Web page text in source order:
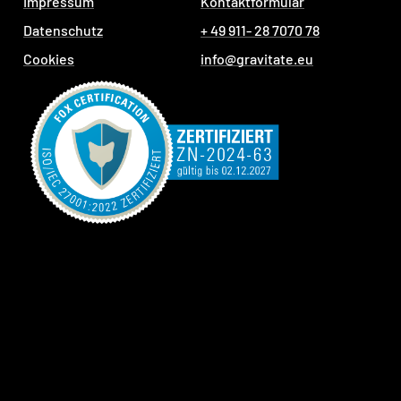
Datenschutz
Cookies
+ 49 911- 28 7070 78
info@gravitate.eu